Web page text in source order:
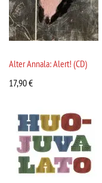
Alter Annala: Alert! (CD)
17,90€